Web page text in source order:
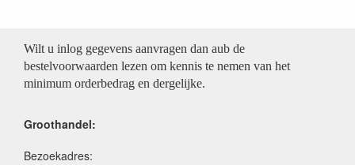
Wilt u inlog gegevens aanvragen dan aub de
bestelvoorwaarden lezen om kennis te nemen van het
minimum orderbedrag en dergelijke.
Groothandel:
Bezoekadres: